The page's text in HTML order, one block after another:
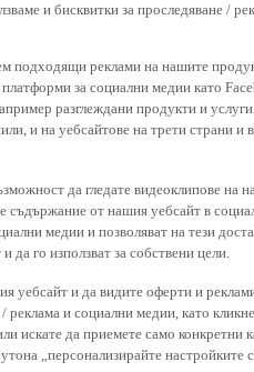
и бисквитки за проследяване /
подходящи реклами на нашите
за социални медии като
разглеждани продукти и
и на уебсайтове на трети страни
да гледате видеоклипове на
съдържание от нашия уебсайт в
медии и позволяват на тези
да го използват за собствени цели.
уебсайт и да видите оферти и
реклама и социални медии, като
искате да приемете само конкретни
„персонализирайте настройките